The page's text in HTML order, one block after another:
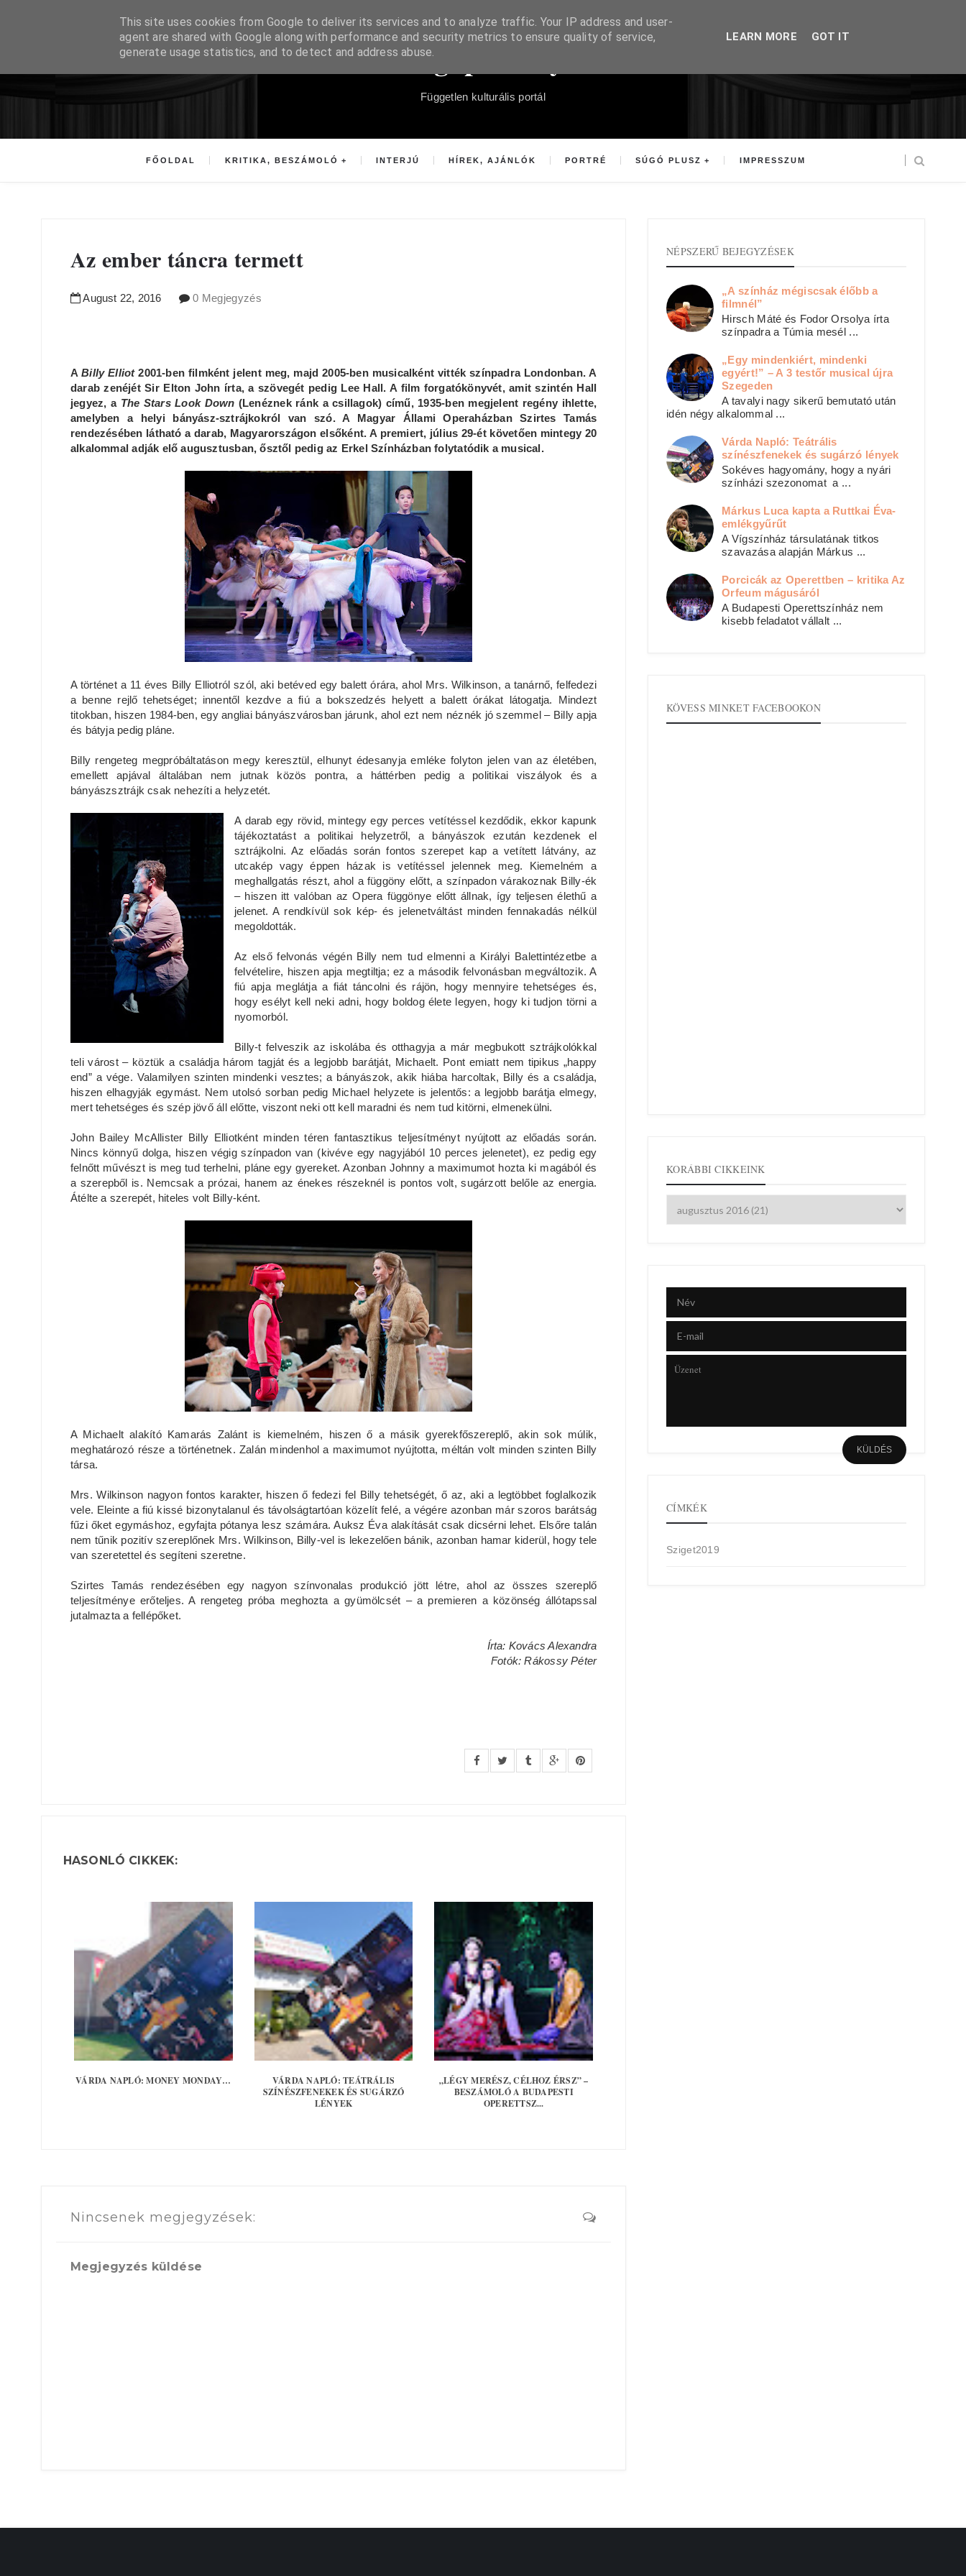
Súgópéldány
Független kulturális portál
FŐOLDAL KRITIKA, BESZÁMOLÓ INTERJÚ HÍREK, AJÁNLÓK PORTRÉ SÚGÓ PLUSZ IMPRESSZUM
Az ember táncra termett
August 22, 2016 0 Megjegyzés
ABilly Elliot2001-ben filmként jelent meg, majd 2005-ben musicalként vitték színpadra Londonban. A
darab zenéjét Sir Elton John írta, a szövegét pedig Lee Hall. A film forgatókönyvét, amit szintén Hall
jegyez, a The Stars Look Down (Lenéznek ránk a csillagok) című, 1935-ben megjelent regény ihlette,
amelyben a helyi bányász-sztrájkokról van szó. A Magyar Állami Operaházban Szirtes Tamás
rendezésében látható a darab, Magyarországon elsőként. A premiert, július 29-ét követően mintegy 20
alkalommal adják elő augusztusban, ősztől pedig az Erkel Színházban folytatódik a musical.
A történet a 11 éves Billy Elliotról szól, aki betéved egy balett órára, ahol Mrs. Wilkinson, a tanárnő, felfedezi
a benne rejlő tehetséget; innentől kezdve a fiú a bokszedzés helyett a balett órákat látogatja. Mindezt
titokban, hiszen 1984-ben, egy angliai bányászvárosban járunk, ahol ezt nem néznék jó szemmel – Billy apja
és bátyja pedig pláne.
Billy rengeteg megpróbáltatáson megy keresztül, elhunyt édesanyja emléke folyton jelen van az életében,
emellett apjával általában nem jutnak közös pontra, a háttérben pedig a politikai viszályok és a
bányászsztrájk csak nehezíti a helyzetét.
A darab egy rövid, mintegy egy perces vetítéssel kezdődik, ekkor kapunk
tájékoztatást a politikai helyzetről, a bányászok ezután kezdenek el
sztrájkolni. Az előadás során fontos szerepet kap a vetített látvány, az
utcakép vagy éppen házak is vetítéssel jelennek meg. Kiemelném a
meghallgatás részt, ahol a függöny előtt, a színpadon várakoznak Billy-ék
– hiszen itt valóban az Opera függönye előtt állnak, így teljesen élethű a
jelenet. A rendkívül sok kép- és jelenetváltást minden fennakadás nélkül
megoldották.
Az első felvonás végén Billy nem tud elmenni a Királyi Balettintézetbe a
felvételire, hiszen apja megtiltja; ez a második felvonásban megváltozik. A
fiú apja meglátja a fiát táncolni és rájön, hogy mennyire tehetséges és,
hogy esélyt kell neki adni, hogy boldog élete legyen, hogy ki tudjon törni a
nyomorból.
Billy-t felveszik az iskolába és otthagyja a már megbukott sztrájkolókkal
teli várost – köztük a családja három tagját és a legjobb barátját, Michaelt. Pont emiatt nem tipikus „happy
end” a vége. Valamilyen szinten mindenki vesztes; a bányászok, akik hiába harcoltak, Billy és a családja,
hiszen elhagyják egymást. Nem utolsó sorban pedig Michael helyzete is jelentős: a legjobb barátja elmegy,
mert tehetséges és szép jövő áll előtte, viszont neki ott kell maradni és nem tud kitörni, elmenekülni.
John Bailey McAllister Billy Elliotként minden téren fantasztikus teljesítményt nyújtott az előadás során.
Nincs könnyű dolga, hiszen végig színpadon van (kivéve egy nagyjából 10 perces jelenetet), ez pedig egy
felnőtt művészt is meg tud terhelni, pláne egy gyereket. Azonban Johnny a maximumot hozta ki magából és
a szerepből is. Nemcsak a prózai, hanem az énekes részeknél is pontos volt, sugárzott belőle az energia.
Átélte a szerepét, hiteles volt Billy-ként.
A Michaelt alakító Kamarás Zalánt is kiemelném, hiszen ő a másik gyerekfőszereplő, akin sok múlik,
meghatározó része a történetnek. Zalán mindenhol a maximumot nyújtotta, méltán volt minden szinten Billy
társa.
Mrs. Wilkinson nagyon fontos karakter, hiszen ő fedezi fel Billy tehetségét, ő az, aki a legtöbbet foglalkozik
vele. Eleinte a fiú kissé bizonytalanul és távolságtartóan közelít felé, a végére azonban már szoros barátság
fűzi őket egymáshoz, egyfajta pótanya lesz számára. Auksz Éva alakítását csak dicsérni lehet. Elsőre talán
nem tűnik pozitív szereplőnek Mrs. Wilkinson, Billy-vel is lekezelően bánik, azonban hamar kiderül, hogy tele
van szeretettel és segíteni szeretne.
Szirtes Tamás rendezésében egy nagyon színvonalas produkció jött létre, ahol az összes szereplő
teljesítménye erőteljes. A rengeteg próba meghozta a gyümölcsét – a premieren a közönség állótapssal
jutalmazta a fellépőket.
Írta: Kovács Alexandra
Fotók: Rákossy Péter
HASONLÓ CIKKEK:
VÁRDA NAPLÓ: MONEY MONDAY…
VÁRDA NAPLÓ: TEÁTRÁLIS
SZÍNÉSZFENEKEK ÉS SUGÁRZÓ
LÉNYEK
„LÉGY MERÉSZ, CÉLHOZ ÉRSZ” –
BESZÁMOLÓ A BUDAPESTI
OPERETTSZ...
Nincsenek megjegyzések:
Megjegyzés küldése
NÉPSZERŰ BEJEGYZÉSEK
„A színház mégiscsak élőbb a
filmnél”
Hirsch Máté és Fodor Orsolya írta
színpadra a Túmia mesél ...
„Egy mindenkiért, mindenki
egyért!” – A 3 testőr musical újra
Szegeden
A tavalyi nagy sikerű bemutató után
idén négy alkalommal ...
Várda Napló: Teátrális
színészfenekek és sugárzó lények
Sokéves hagyomány, hogy a nyári
színházi szezonomat a ...
Márkus Luca kapta a Ruttkai Éva-
emlékgyűrűt
A Vígszínház társulatának titkos
szavazása alapján Márkus ...
Porcicák az Operettben – kritika Az
Orfeum mágusáról
A Budapesti Operettszínház nem
kisebb feladatot vállalt ...
KÖVESS MINKET FACEBOOKON
KORÁBBI CIKKEINK
CÍMKÉK
Sziget2019
This site uses cookies from Google to deliver its services and to analyze traffic. Your IP address and user-
agent are shared with Google along with performance and security metrics to ensure quality of service,
generate usage statistics, and to detect and address abuse.
LEARN MORE GOT IT